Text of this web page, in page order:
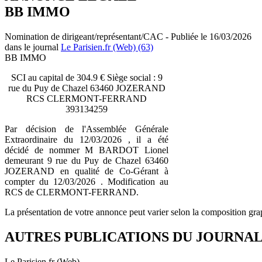
BB IMMO
Nomination de dirigeant/représentant/CAC - Publiée le 16/03/2026
dans le journal Le Parisien.fr (Web) (63)
BB IMMO
SCI au capital de 304.9 € Siège social : 9
rue du Puy de Chazel 63460 JOZERAND
RCS CLERMONT-FERRAND
393134259
Par décision de l'Assemblée Générale
Extraordinaire du 12/03/2026 , il a été
décidé de nommer M BARDOT Lionel
demeurant 9 rue du Puy de Chazel 63460
JOZERAND en qualité de Co-Gérant à
compter du 12/03/2026 . Modification au
RCS de CLERMONT-FERRAND.
La présentation de votre annonce peut varier selon la composition
AUTRES PUBLICATIONS DU